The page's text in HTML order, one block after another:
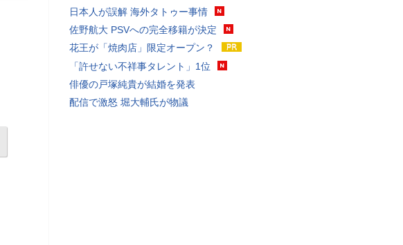
日本人が誤解 海外タトゥー事情
佐野航大 PSVへの完全移籍が決定
花王が「焼肉店」限定オープン？
「許せない不祥事タレント」1位
俳優の戸塚純貴が結婚を発表
配信で激怒 堀大輔氏が物議